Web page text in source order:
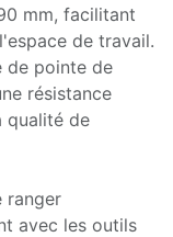
mm, facilitant
de travail.
de pointe de
résistance
qualité de
ranger
avec les outils